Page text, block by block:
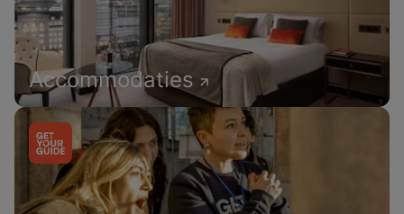
Accommodaties